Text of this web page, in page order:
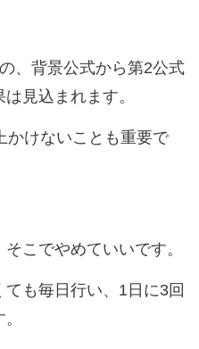
、背景公式から第2公式
見込まれます。
かけないことも重要で
こでやめていいです。
も毎日行い、1日に3回